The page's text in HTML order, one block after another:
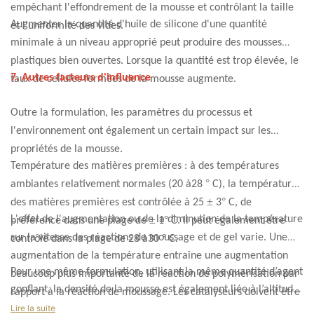
empêchant l'effondrement de la mousse et contrôlant la taille
et l'uniformité des vides.
Augmenter la quantité d'huile de silicone d'une quantité
minimale à un niveau approprié peut produire des mousses
plastiques bien ouvertes. Lorsque la quantité est trop élevée, le
taux de cellules fermées de la mousse augmente.
7. Autres facteurs d'influence
Outre la formulation, les paramètres du processus et
l'environnement ont également un certain impact sur les
propriétés de la mousse.
Température des matières premières : à des températures
ambiantes relativement normales (20 à28 ° C), la température
des matières premières est contrôlée à 25 ± 3° C, de
préférence dans une plage de±1°C. Il peut également être
contrôlé dans la plage de 28 à30°C.
L'effet de l'augmentation ou de la diminution de la température
sur la vitesse des réactions de moussage et de gel varie. Une
augmentation de la température entraîne une augmentation
beaucoup plus importante de la réaction de polymérisation par
rapport à la réaction de moussage. Les catalyseurs doivent être
ajustés aux changements de température.
Pour une même formulation, utilisant la même quantité d’agent
gonflant, la densité de la mousse est également liée à l’altitude.
Dans les zones de haute altitude, la densité de la mousse
Lire la suite